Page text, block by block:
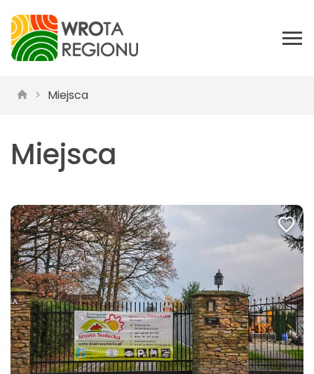
Miejsca
Miejsca